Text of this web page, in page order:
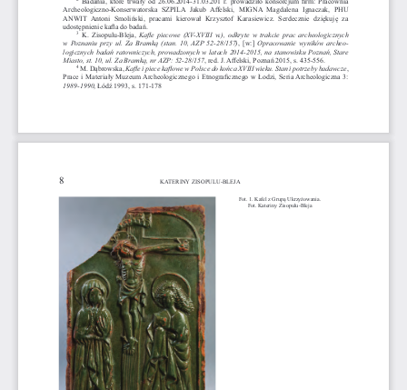
  Badania,  które  trwały  od  26.06.2014-31.03.201  r.  prowadziło  konsorcjum  fi
rm:  Pracownia
Archeologiczno-Konserwatorska  SZPILA  Jakub  Aff
  elski,  MIGNA  Magdalena  Ignaczak,  PHU
ANWIT  Antoni  Smoliński,  pracami  kierował  Krzysztof  Karasiewicz.  Serdecznie  dziękuję  za
udostępnienie kafl a do badań.
3
  K.  Zisopulu-Bleja,
Kafl  e  piecowe  (XV-XVIII  w.),  odkryte  w  trakcie  prac  archeologicznych
w  Poz  na  niu  przy  ul.  Za  Bramką  (stan.  10,  AZP  52-28/157),  [w:] Opracowanie  wyników  arche  o-
logicznych  badań  ratowniczych,  prowadzonych  w  latach  2014-2015,  na  stanowisku  Poznań,  Stare
Miasto, st. 10, ul. Za Bramką, nr AZP: 52-28/157, red. J. Aff elski, Poznań 2015, s. 435-556.
4 M. Dąbrowska, Kafl e i piece kafl owe w Polsce do końca XVIII wieku. Stan i potrzeby badawcze,
Prace i Materiały Muzeum Archeologicznego i Etnografi cznego w Łodzi, Seria Archeologiczna 3:
1989-1990, Łódź 1993, s. 171-178
8 KATERINY  ZISOPULU-BLEJA
Fot. 1. Kafel z Grupą Ukrzyżowania.
Fot. Kateriny Zisopulu-Bleja